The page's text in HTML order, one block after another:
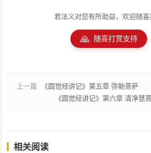
若法义对您有所助益，欢迎随
🙏 随喜打赏支持
上一篇
《圆觉经讲记》第五章 弥勒菩萨
《圆觉经讲记》第六章 清净慧
相关阅读